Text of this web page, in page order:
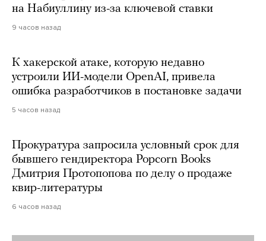
на Набиуллину из-за ключевой ставки
9 часов назад
К хакерской атаке, которую недавно
устроили ИИ-модели OpenAI, привела
ошибка разработчиков в постановке задачи
5 часов назад
Прокуратура запросила условный срок для
бывшего гендиректора Popcorn Books
Дмитрия Протопопова по делу о продаже
квир-литературы
6 часов назад